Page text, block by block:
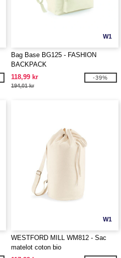
W1
Bag Base BG125 - FASHION
BACKPACK
118,99 kr
194,01 kr
-39%
W1
WESTFORD MILL WM812 - Sac
matelot coton bio